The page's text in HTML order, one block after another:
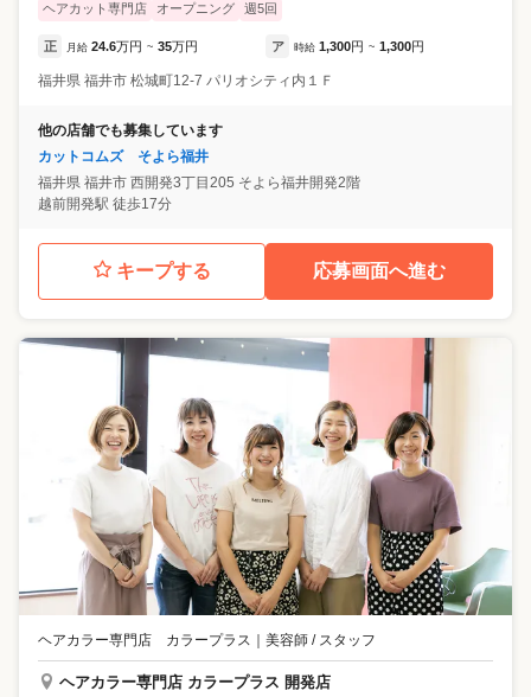
ヘアカット専門店
オープニング 週5回
正 月給 24.6万円 ~ 35万円 ア 時給 1,300円 ~ 1,300円
福井県 福井市 松城町12-7 パリオシティ内１Ｆ
他の店舗でも募集しています
カットコムズ そよら福井
福井県 福井市 西開発3丁目205 そよら福井開発2階
越前開発駅 徒歩17分
キープする 応募画面へ進む
ヘアカラー専門店 カラープラス 美容師 / スタッフ
ヘアカラー専門店 カラープラス 開発店